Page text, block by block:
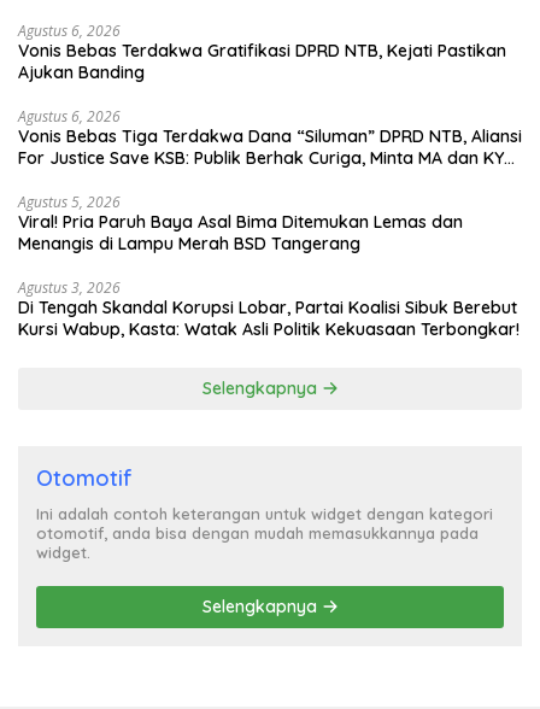
Agustus 6, 2026
Vonis Bebas Terdakwa Gratifikasi DPRD NTB, Kejati Pastikan
Ajukan Banding
Agustus 6, 2026
Vonis Bebas Tiga Terdakwa Dana “Siluman” DPRD NTB, Aliansi
For Justice Save KSB: Publik Berhak Curiga, Minta MA dan KY
Agustus 5, 2026
Viral! Pria Paruh Baya Asal Bima Ditemukan Lemas dan
Menangis di Lampu Merah BSD Tangerang
Agustus 3, 2026
Di Tengah Skandal Korupsi Lobar, Partai Koalisi Sibuk Berebut
Kursi Wabup, Kasta: Watak Asli Politik Kekuasaan Terbongkar!
Selengkapnya
Otomotif
Ini adalah contoh keterangan untuk widget dengan kategori
otomotif, anda bisa dengan mudah memasukkannya pada
widget.
Selengkapnya